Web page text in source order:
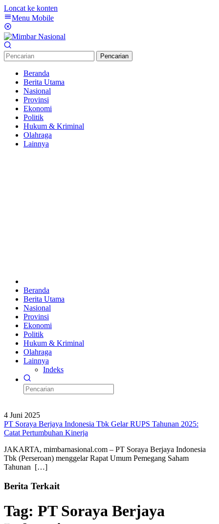
Loncat ke konten
Menu Mobile
Pencarian
Beranda
Berita Utama
Nasional
Provinsi
Ekonomi
Politik
Hukum & Kriminal
Olahraga
Lainnya
Beranda
Berita Utama
Nasional
Provinsi
Ekonomi
Politik
Hukum & Kriminal
Olahraga
Lainnya
Indeks
4 Juni 2025
PT Soraya Berjaya Indonesia Tbk Gelar RUPS Tahunan 2025:
Catat Pertumbuhan Kinerja
JAKARTA, mimbarnasional.com – PT Soraya Berjaya Indonesia
Tbk (Perseroan) menggelar Rapat Umum Pemegang Saham
Tahunan […]
Berita Terkait
Tag: PT Soraya Berjaya